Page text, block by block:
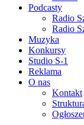
Podcasty
Radio
Radio
Muzyka
Konkursy
Studio S-1
Reklama
O nas
Kontakt